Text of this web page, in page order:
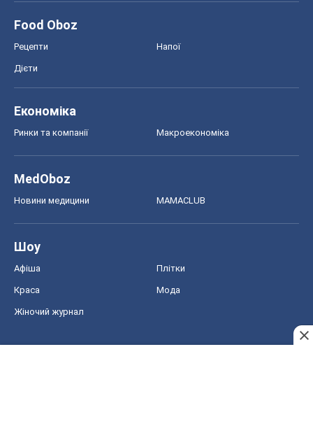
Food Oboz
Рецепти Напої
Дієти
Економіка
Ринки та компанії Макроекономіка
MedOboz
Новини медицини MAMACLUB
Шоу
Афіша Плітки
Краса Мода
Жіночий журнал